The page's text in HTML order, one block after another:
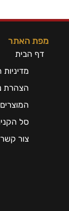
מפת האתר
דף הבית
הצהרת
סל
צור קשר